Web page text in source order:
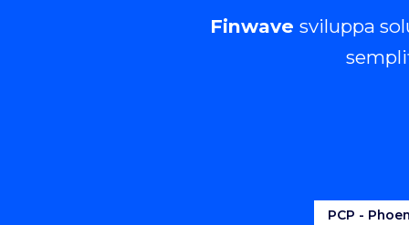
Finwave sviluppa
PCP -